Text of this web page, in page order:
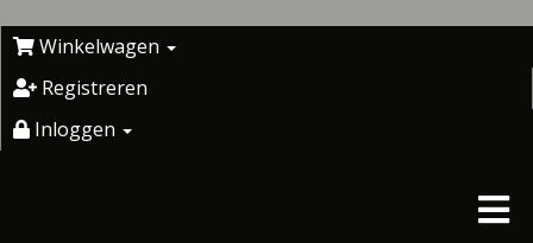
to
content
Winkelwagen
Registreren
Inloggen